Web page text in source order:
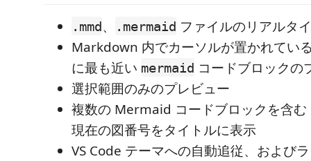
.mmd、 .mermaid ファイルのリアルタ
Markdown 内でカーソルが置かれてい
に最も近い mermaid コードブロックの
選択範囲のみのプレビュー
複数の Mermaid コードブロックを含
現在の図番号をタイトルに表示
VS Code テーマへの自動追従、および